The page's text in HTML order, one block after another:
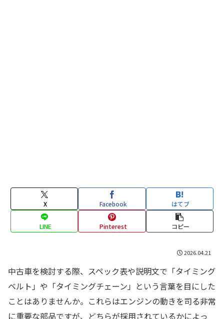
X Facebook はてブ
LINE Pinterest コピー
2026.04.21
中古車を検討する際、スペック表や説明文で「タイミング
ベルト」や「タイミングチェーン」という言葉を目にした
ことはありませんか。これらはエンジンの動きを司る非常
に重要な部品ですが、どちらが採用されているかによっ